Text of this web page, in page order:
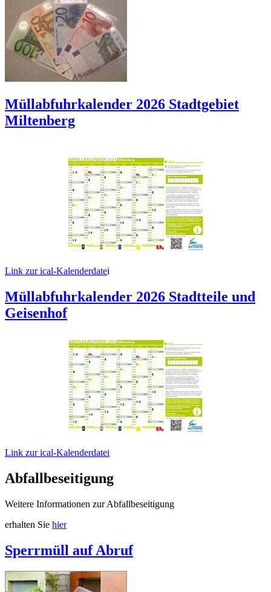
Müllabfuhrkalender 2026 Stadtgebiet
Miltenberg
Link zur ical-Kalenderdatei
Müllabfuhrkalender 2026 Stadtteile und
Geisenhof
Link zur ical-Kalenderdatei
Abfallbeseitigung
Weitere Informationen zur Abfallbeseitigung
erhalten Sie hier
Sperrmüll auf Abruf